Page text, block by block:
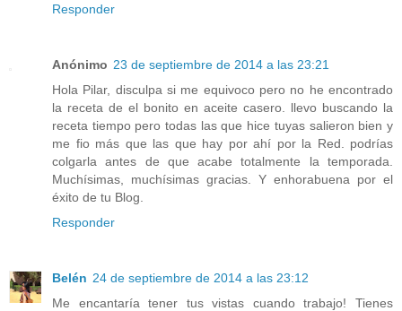
Responder
Anónimo 23 de septiembre de 2014 a las 23:21
Hola Pilar, disculpa si me equivoco pero no he encontrado
la receta de el bonito en aceite casero. llevo buscando la
receta tiempo pero todas las que hice tuyas salieron bien y
me fio más que las que hay por ahí por la Red. podrías
colgarla antes de que acabe totalmente la temporada.
Muchísimas, muchísimas gracias. Y enhorabuena por el
éxito de tu Blog.
Responder
Belén 24 de septiembre de 2014 a las 23:12
Me encantaría tener tus vistas cuando trabajo! Tienes